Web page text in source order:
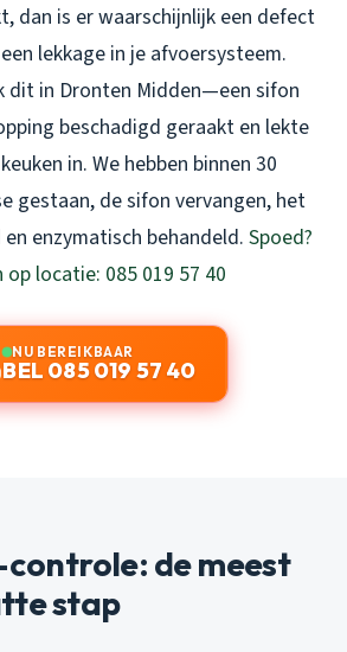
dan is er waarschijnlijk een defect
lekkage in je afvoersysteem.
dit in Dronten Midden—een sifon
beschadigd geraakt en lekte
in. We hebben binnen 30
gestaan, de sifon vervangen, het
enzymatisch behandeld. Spoed?
locatie: 085 019 57 40
NU BEREIKBAAR
BEL 085 019 57 40
de meest
stap